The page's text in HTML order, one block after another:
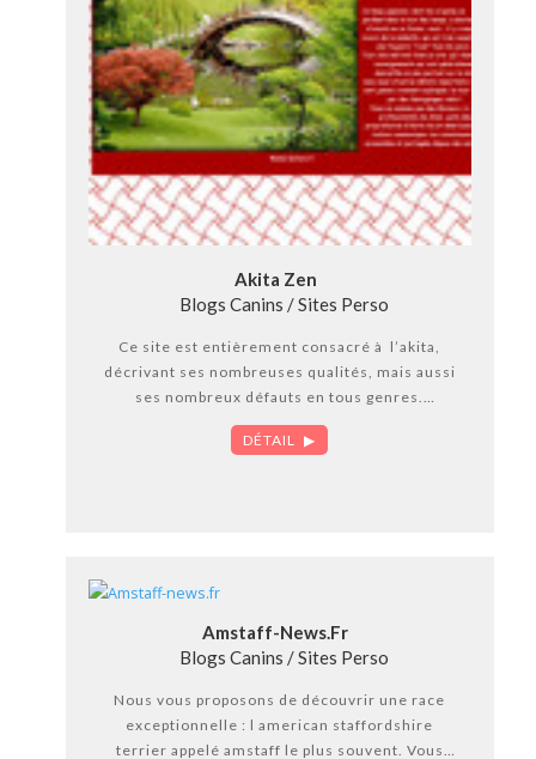
Akita Zen
Blogs Canins / Sites Perso
Ce site est entièrement consacré à l’akita,
décrivant ses nombreuses qualités, mais aussi
ses nombreux défauts en tous genres.
Associé à Akita-sans-tabou et l’association
Akita-Home
DÉTAIL
Amstaff-News.fr
Blogs Canins / Sites Perso
Nous vous proposons de découvrir une race
exceptionnelle : l american staffordshire
terrier appelé amstaff le plus souvent. Vous